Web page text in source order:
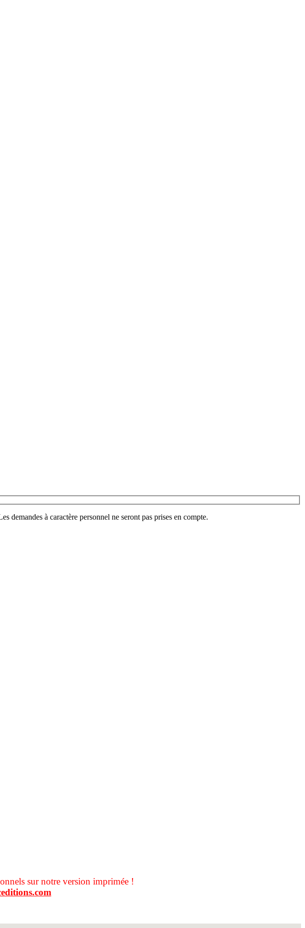
demandes à caractère personnel ne seront pas prises en compte.
sur notre version imprimée !